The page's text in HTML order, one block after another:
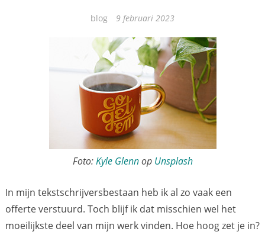
Categorieën
blog 9 februari 2023
Foto:Kyle Glennop Unsplash
In mijn tekstschrijversbestaan heb ik al zo vaak een
offerte verstuurd. Toch blijf ik dat misschien wel het
moeilijkste deel van mijn werk vinden. Hoe hoog zet je in?